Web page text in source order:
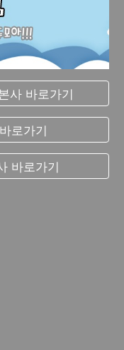
사 바로가기
로가기
바로가기